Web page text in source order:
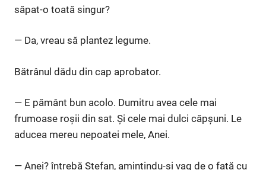
săpat-o toată singur?
— Da, vreau să plantez legume.
Bătrânul dădu din cap aprobator.
— E pământ bun acolo. Dumitru avea cele mai
frumoase roșii din sat. Și cele mai dulci căpșuni. Le
aducea mereu nepoatei mele, Anei.
— Anei? întrebă Ștefan, amintindu-și vag de o fată cu